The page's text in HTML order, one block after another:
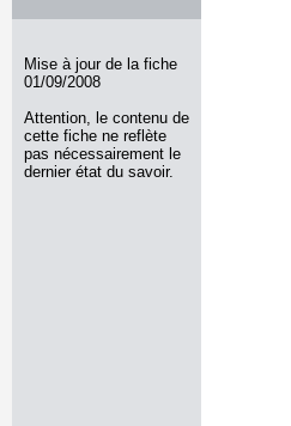
Mise à jour de la fiche
01/09/2008
Attention, le contenu de
cette fiche ne reflète
pas nécessairement le
dernier état du savoir.